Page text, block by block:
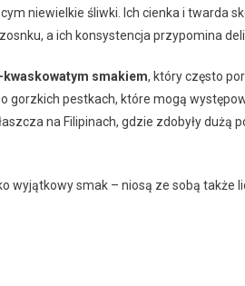
niewielkie śliwki. Ich cienka i twarda
a ich konsystencja przypomina
kwaskowatym smakiem, który często
o gorzkich pestkach, które mogą
na Filipinach, gdzie zdobyły dużą
wyjątkowy smak – niosą ze sobą także